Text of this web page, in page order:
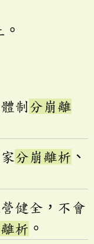
制分崩離
分崩離析 、
健全，不會
析 。